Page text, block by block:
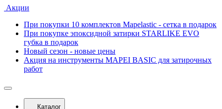
Акции
При покупки 10 комплектов Mapelastic - сетка в подарок
При покупке эпоксидной затирки STARLIKE EVO
губка в подарок
Новый сезон - новые цены
Акция на инструменты MAPEI BASIC для затирочных
работ
Каталог